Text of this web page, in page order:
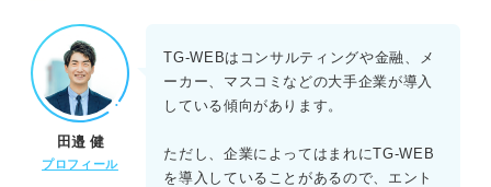
田邉 健
プロフィール
TG-WEBはコンサルティングや金融、メ
ーカー、マスコミなどの大手企業が導入
している傾向があります。
ただし、企業によってはまれにTG-WEB
を導入していることがあるので、エント